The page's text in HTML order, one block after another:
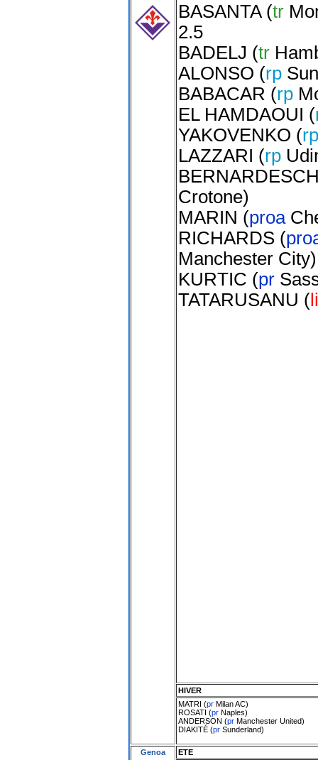
BASANTA(tr
2.5
BADELJ (tr
ALONSO (rp
BABACAR (rp
EL HAMDAOUI (
YAKOVENKO (
LAZZARI (rp
Crotone)
MARIN (proa
RICHARDS(
Manchester City)
KURTIC (pr
TATARUSANU (
HIVER
MATRI (pr Milan AC)
ROSATI (pr Naples)
ANDERSON (pr Manchester United)
DIAKITÉ(pr Sunderland)
Genoa ETE